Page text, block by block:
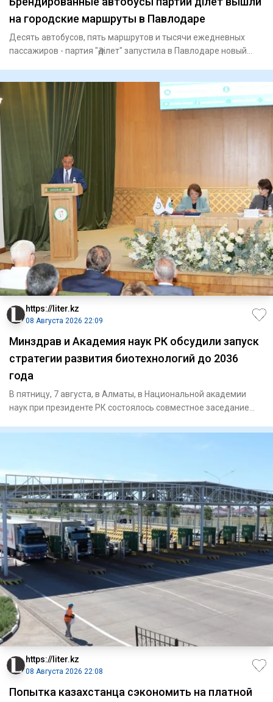
на городские маршруты в Павлодаре
Десять автобусов, пять маршрутов и тысячи ежедневных
пассажиров - партия "Әділет" запустила в Павлодаре новый
https://liter.kz
08 Августа 2026 22:09
Минздрав и Академия наук РК обсудили запуск
стратегии развития биотехнологий до 2036
года
В пятницу, 7 августа, в Алматы, в Национальной академии
наук при президенте РК состоялось совместное заседание
https://liter.kz
08 Августа 2026 22:08
Попытка казахстанца сэкономить на платной